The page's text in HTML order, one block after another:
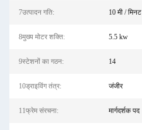
7उत्पादन गति: 10 मी / मिनट
8मुख्य मोटर शक्ति: 5.5 kw
9स्टेशनों का गठन: 14
10ड्राइविंग तंत्र: जंजीर
11फ्रेम संरचना: मार्गदर्शक पद